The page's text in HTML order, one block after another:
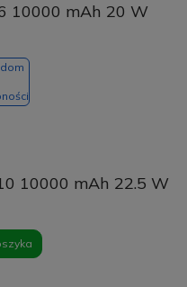
10000 mAh 20 W
10000 mAh 22.5 W